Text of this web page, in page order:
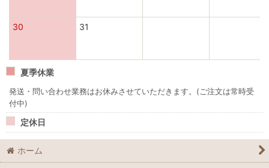
30 31
夏季休業
発送・問い合わせ業務はお休みさせていただきます。(ご注文は常時受
付中)
定休日
ホーム